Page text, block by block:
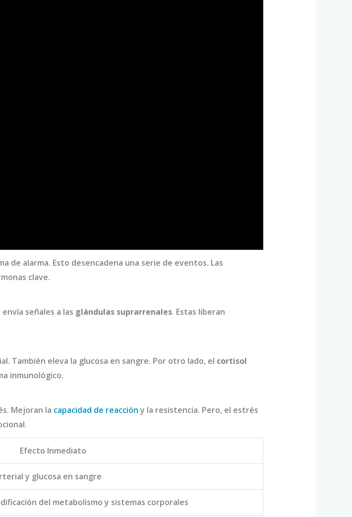
de alarma. Esto desencadena una serie de eventos. Las
clave.
señales a las glándulas suprarrenales. Estas liberan
También eleva la glucosa en sangre. Por otro lado, el cortisol
inmunológico.
Mejoran la capacidad de reacción y la resistencia. Pero, el estrés
Efecto Inmediato
y glucosa en sangre
del metabolismo y sistemas corporales